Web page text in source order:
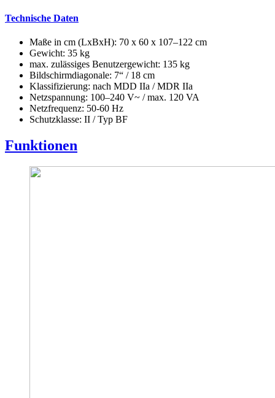
Technische Daten
Maße in cm (LxBxH): 70 x 60 x 107–122 cm
Gewicht: 35 kg
max. zulässiges Benutzergewicht: 135 kg
Bildschirmdiagonale: 7“ / 18 cm
Klassifizierung: nach MDD IIa / MDR IIa
Netzspannung: 100–240 V~ / max. 120 VA
Netzfrequenz: 50-60 Hz
Schutzklasse: II / Typ BF
Funktionen